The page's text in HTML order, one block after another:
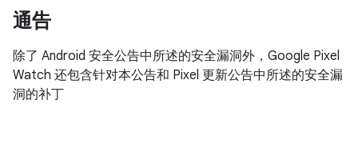
通告
除了 Android 安全公告中所述的安全漏洞外，Google Pixel
Watch 还包含针对本公告和 Pixel 更新公告中所述的安全漏
洞的补丁